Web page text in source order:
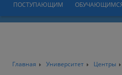
ПОСТУПАЮЩИМ
Главная Университет Центры